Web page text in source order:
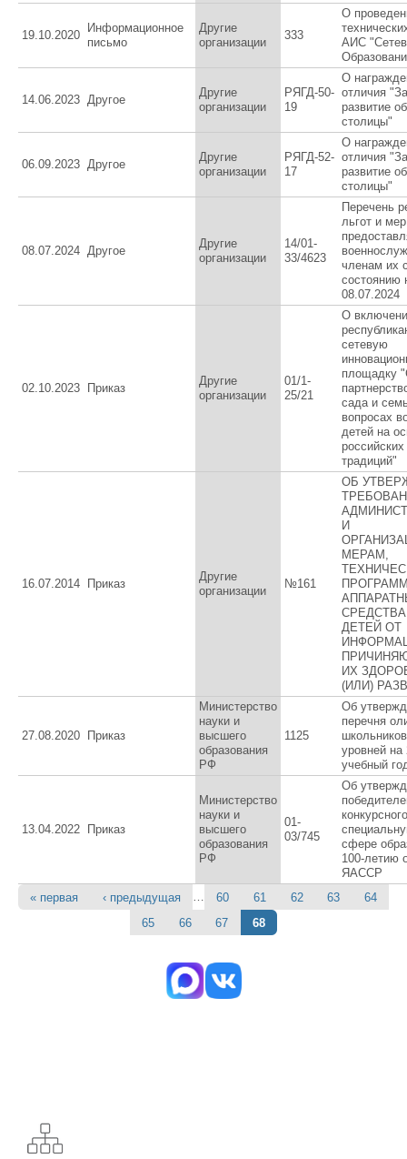
19.10.2020
Информационное
письмо
Другие
организации
333
О
АИС
14.06.2023 Другое
Другие
организации
РЯГД-50-
19
О
отличия
развитие
столицы"
06.09.2023 Другое
Другие
организации
РЯГД-52-
17
О
отличия
развитие
столицы"
08.07.2024 Другое
Другие
организации
14/01-
33/4623
Перечень
льгот и
членам их
состоянию
08.07.2024
02.10.2023 Приказ
Другие
организации
01/1-
25/21
О
сетевую
площадку
сада и
вопросах
детей на
традиций"
16.07.2014 Приказ
Другие
организации
№161
ОБ
И
МЕРАМ,
ДЕТЕЙ ОТ
ИХ
(ИЛИ)
27.08.2020 Приказ
Министерство
науки и
высшего
образования
РФ
1125
Об
перечня
уровней на
учебный
13.04.2022 Приказ
Министерство
науки и
высшего
образования
РФ
01-
03/745
Об
сфере
100-летию
ЯАССР
Страницы
« первая ‹ предыдущая 60 61 62 63
64
65
66 67 68